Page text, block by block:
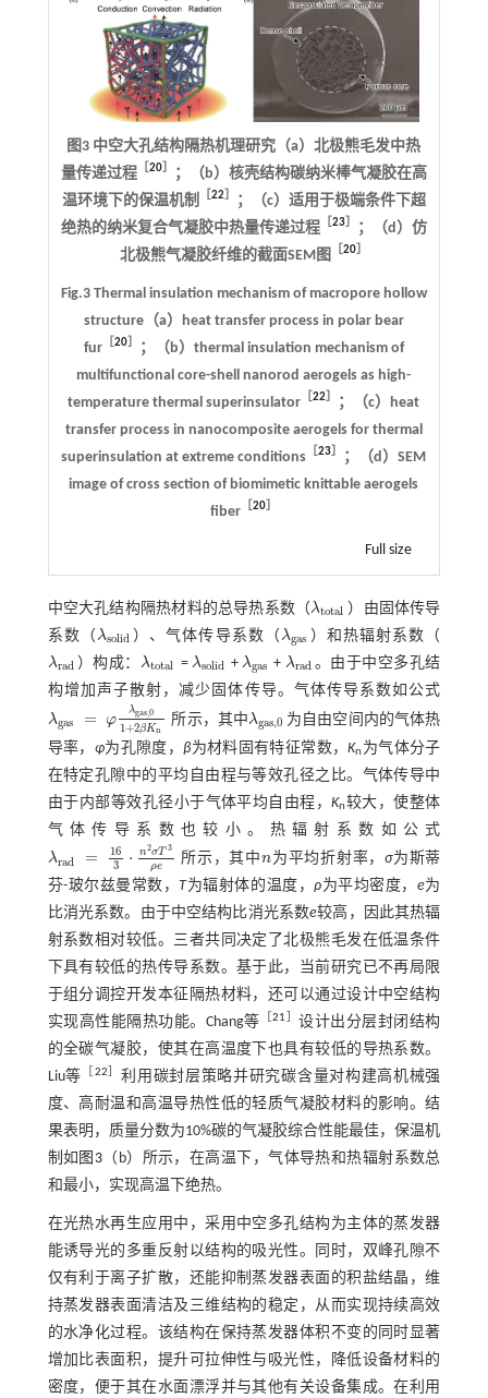
图3 中空大孔结构隔热机理研究（a）北极熊毛发中热
量传递过程［20］
；（b）核壳结构碳纳米棒气凝胶在高
温环境下的保温机制 ［22］
；（c）适用于极端条件下超
绝热的纳米复合气凝胶中热量传递过程［23］
；（d）仿
北极熊气凝胶纤维的截面SEM图［20］
Fig.3 Thermal insulation mechanism of macropore hollow
structure（a）heat transfer process in polar bear
fur［20］
；（b）thermal insulation mechanism of
multifunctional core-shell nanorod aerogels as high-
temperature thermal superinsulator ［22］
；（c）heat
transfer process in nanocomposite aerogels for thermal
superinsulation at extreme conditions ［23］
；（d）SEM
image of cross section of biomimetic knittable aerogels
fiber［20］
Full size
中空大孔结构隔热材料的总导热系数（λtotal
λtota ）由固体传导
系数（ λsolid
λsolid ）、气体传导系数（ λgas
λgas ）和热辐射系数（
λrad
λrad ）构成： λtotal
λtotal =λsolid
λsolid +λgas
λgas + λrad
λrad 。由于中空多孔结
构增加声子散射，减少固体传导。气体传导系数如公式
λgas = φ
λgas ,0
1+2βKn
λgas = φ gas,01+2β Kn
所示，其中λgas,0
λgas,0为自由空间内的气体热
导率， φ为孔隙度，β为材料固有特征常数，Κn 为气体分子
在特定孔隙中的平均自由程与等效孔径之比。气体传导中
由于内部等效孔径小于气体平均自由程，Κn较大，使整体
气体传导系数也较小。热辐射系数如公式
λrad =
16
3
⋅ n2σT 3
ρe
λrad 16 3·n 2σT3ρe 所示，其中n
n 为平均折射率，σ为斯蒂
芬-玻尔兹曼常数，T为辐射体的温度，ρ为平均密度， e为
比消光系数。由于中空结构比消光系数e较高，因此其热辐
射系数相对较低。三者共同决定了北极熊毛发在低温条件
下具有较低的热传导系数。基于此，当前研究已不再局限
于组分调控开发本征隔热材料，还可以通过设计中空结构
实现高性能隔热功能。Chang等 ［21 ］设计出分层封闭结构
的全碳气凝胶，使其在高温度下也具有较低的导热系数。
Liu等
22 ］利用碳封层策略并研究碳含量对构建高机械强
度、高耐温和高温导热性低的轻质气凝胶材料的影响。结
果表明，质量分数为10%碳的气凝胶综合性能最佳，保温机
制如 图3（b）所示，在高温下，气体导热和热辐射系数总
和最小，实现高温下绝热。
在光热水再生应用中，采用中空多孔结构为主体的蒸发器
能诱导光的多重反射以结构的吸光性。同时，双峰孔隙不
仅有利于离子扩散，还能抑制蒸发器表面的积盐结晶，维
持蒸发器表面清洁及三维结构的稳定，从而实现持续高效
的水净化过程。该结构在保持蒸发器体积不变的同时显著
增加比表面积，提升可拉伸性与吸光性，降低设备材料的
密度，便于其在水面漂浮并与其他有关设备集成。在利用